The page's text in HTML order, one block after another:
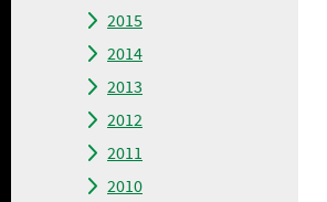
2015
2014
2013
2012
2011
2010